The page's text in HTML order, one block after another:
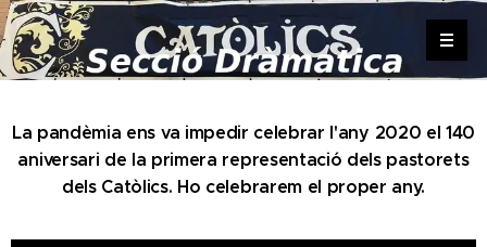
.
La pandèmia ens va impedir celebrar l'any 2020 el 140
aniversari de la primera representació dels pastorets
dels Catòlics. Ho celebrarem el proper any.